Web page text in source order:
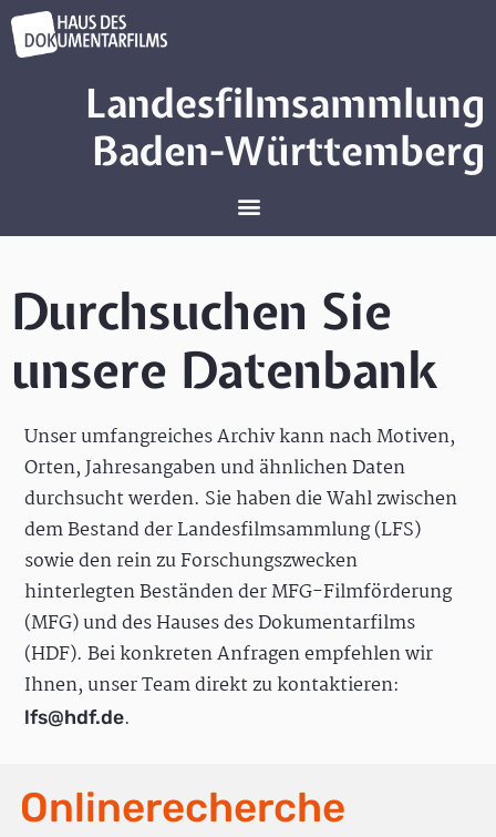
Landesfilmsammlung
Baden-Württemberg
Durchsuchen Sie
unsere Datenbank
Unser umfangreiches Archiv kann nach Motiven,
Orten, Jahresangaben und ähnlichen Daten
durchsucht werden. Sie haben die Wahl zwischen
dem Bestand der Landesfilmsammlung (LFS)
sowie den rein zu Forschungszwecken
hinterlegten Beständen der MFG-Filmförderung
(MFG) und des Hauses des Dokumentarfilms
(HDF). Bei konkreten Anfragen empfehlen wir
Ihnen, unser Team direkt zu kontaktieren:
lfs@hdf.de.
Onlinerecherche